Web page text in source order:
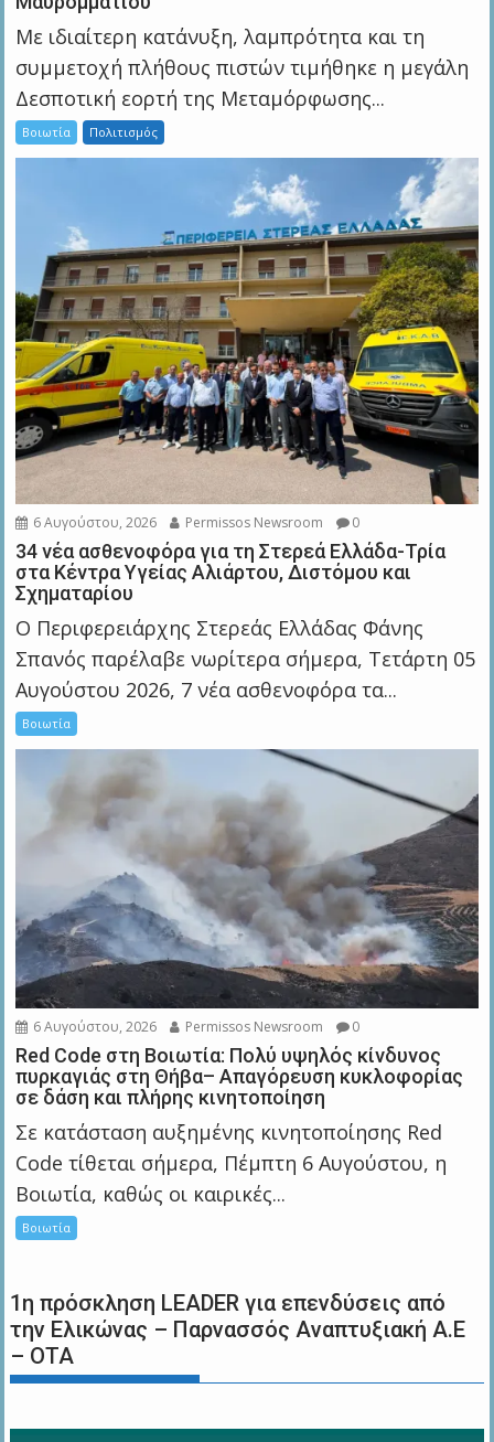
Με ιδιαίτερη κατάνυξη, λαμπρότητα και τη
συμμετοχή πλήθους πιστών τιμήθηκε η μεγάλη
Δεσποτική εορτή της Μεταμόρφωσης...
Βοιωτία Πολιτισμός
6 Αυγούστου, 2026 Permissos Newsroom 0
34 νέα ασθενοφόρα για τη Στερεά Ελλάδα-Τρία
στα Κέντρα Υγείας Αλιάρτου, Διστόμου και
Σχηματαρίου
Ο Περιφερειάρχης Στερεάς Ελλάδας Φάνης
Σπανός παρέλαβε νωρίτερα σήμερα, Τετάρτη 05
Αυγούστου 2026, 7 νέα ασθενοφόρα τα...
Βοιωτία
6 Αυγούστου, 2026 Permissos Newsroom 0
Red Code στη Βοιωτία: Πολύ υψηλός κίνδυνος
πυρκαγιάς στη Θήβα– Απαγόρευση κυκλοφορίας
σε δάση και πλήρης κινητοποίηση
Σε κατάσταση αυξημένης κινητοποίησης Red
Code τίθεται σήμερα, Πέμπτη 6 Αυγούστου, η
Βοιωτία, καθώς οι καιρικές...
Βοιωτία
1η πρόσκληση LEADER για επενδύσεις από
την Ελικώνας – Παρνασσός Αναπτυξιακή Α.Ε
– ΟΤΑ